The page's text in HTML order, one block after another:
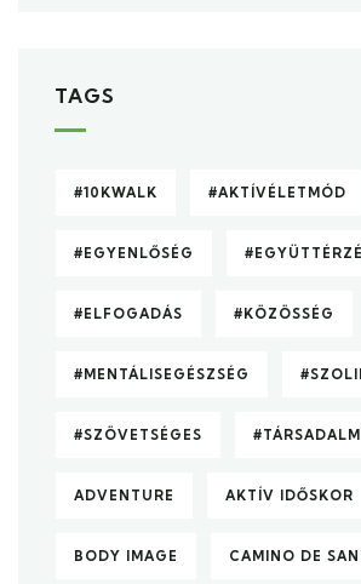
TAGS
#10KWALK #AKTÍVÉLETMÓD
#EGYENLŐSÉG
#ELFOGADÁS #KÖZÖSSÉG
#MENTÁLISEGÉSZSÉG
#SZÖVETSÉGES
ADVENTURE AKTÍV IDŐSKOR
BODY IMAGE CAMINO DE